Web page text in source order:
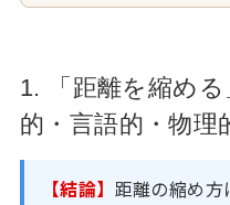
1. 「距離を縮め
的・言語的・物理
【結論】 距離の縮め